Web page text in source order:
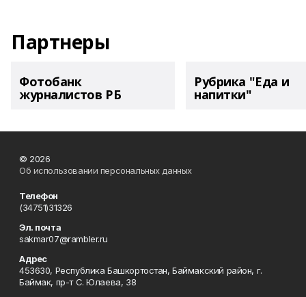
Партнеры
Фотобанк
журналистов РБ
Рубрика "Еда и
напитки"
© 2026
Об использовании персональных данных
Телефон
(34751)31326
Эл. почта
sakmar07@rambler.ru
Адрес
453630, Республика Башкортостан, Баймакский район, г.
Баймак, пр-т С. Юлаева, 38